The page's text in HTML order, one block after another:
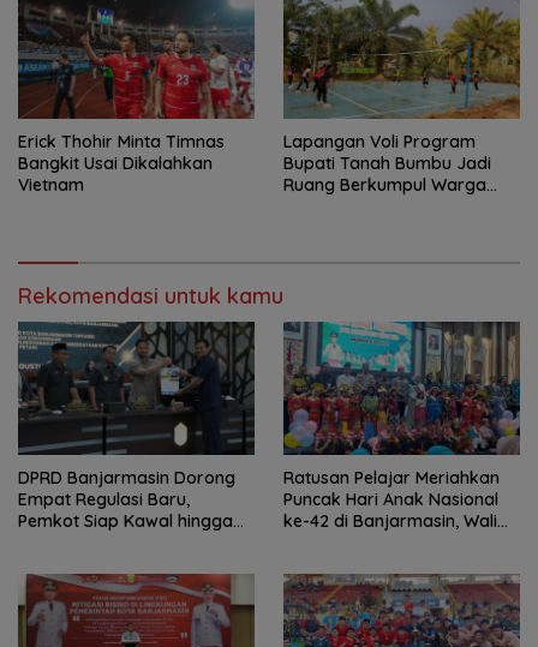
Erick Thohir Minta Timnas
Bangkit Usai Dikalahkan
Vietnam
Lapangan Voli Program
Bupati Tanah Bumbu Jadi
Ruang Berkumpul Warga
Rekomendasi untuk kamu
DPRD Banjarmasin Dorong
Empat Regulasi Baru,
Pemkot Siap Kawal hingga
Ratusan Pelajar Meriahkan
Puncak Hari Anak Nasional
ke-42 di Banjarmasin, Wali